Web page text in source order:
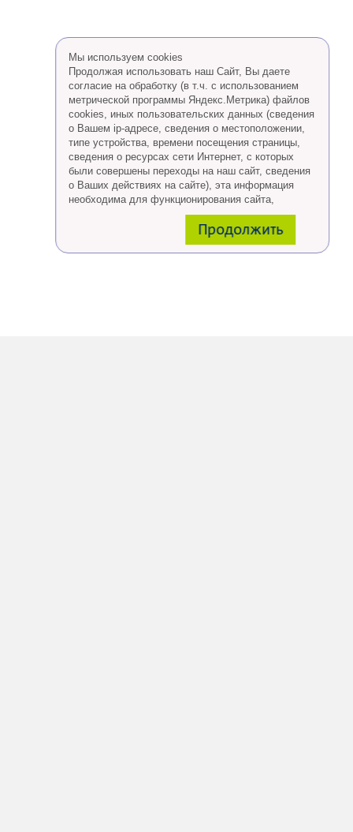
Мы используем cookies
Продолжая использовать наш Сайт, Вы даете
согласие на обработку (в т.ч. с использованием
метрической программы Яндекс.Метрика) файлов
cookies, иных пользовательских данных (сведения
о Вашем ip-адресе, сведения о местоположении,
типе устройства, времени посещения страницы,
сведения о ресурсах сети Интернет, с которых
были совершены переходы на наш сайт, сведения
о Ваших действиях на сайте), эта информация
необходима для функционирования сайта,
проведения ретаргетинга, а также статистических
Eсли Вы согласны, продолжайте пользоваться
сайтом, если Вы не хотите, чтобы Ваши данные
Продолжить